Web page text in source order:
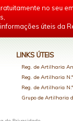
no seu
úteis da
LINKS ÚTEIS
Reg. de Artilharia
Reg. de Artilharia
Reg. de Artilharia
Grupo de Artilharia